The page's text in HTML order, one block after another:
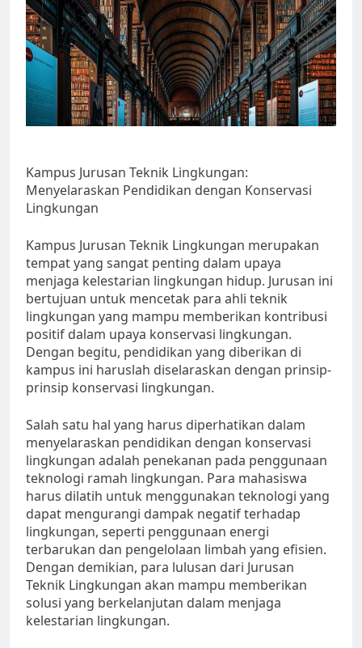
Kampus Jurusan Teknik Lingkungan:
Menyelaraskan Pendidikan dengan Konservasi
Lingkungan
Kampus Jurusan Teknik Lingkungan merupakan
tempat yang sangat penting dalam upaya
menjaga kelestarian lingkungan hidup. Jurusan ini
bertujuan untuk mencetak para ahli teknik
lingkungan yang mampu memberikan kontribusi
positif dalam upaya konservasi lingkungan.
Dengan begitu, pendidikan yang diberikan di
kampus ini haruslah diselaraskan dengan prinsip-
prinsip konservasi lingkungan.
Salah satu hal yang harus diperhatikan dalam
menyelaraskan pendidikan dengan konservasi
lingkungan adalah penekanan pada penggunaan
teknologi ramah lingkungan. Para mahasiswa
harus dilatih untuk menggunakan teknologi yang
dapat mengurangi dampak negatif terhadap
lingkungan, seperti penggunaan energi
terbarukan dan pengelolaan limbah yang efisien.
Dengan demikian, para lulusan dari Jurusan
Teknik Lingkungan akan mampu memberikan
solusi yang berkelanjutan dalam menjaga
kelestarian lingkungan.